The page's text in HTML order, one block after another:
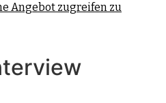
Angebot zugreifen zu